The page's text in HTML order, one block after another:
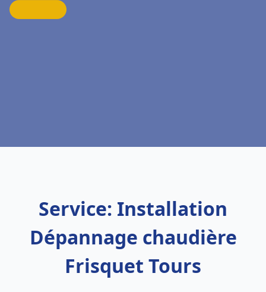
Service: Installation
Dépannage chaudière
Frisquet Tours